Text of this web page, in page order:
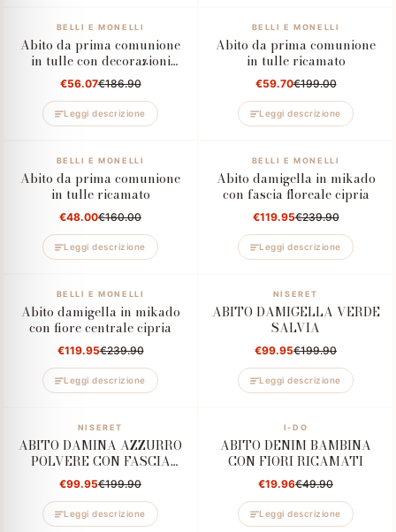
BELLI E MONELLI
Abito da prima comunione
in tulle con decorazioni
floreali
€56.07€186.90
Leggi descrizione
BELLI E MONELLI
Abito da prima comunione
in tulle ricamato
€59.70€199.00
Leggi descrizione
BELLI E MONELLI
Abito da prima comunione
in tulle ricamato
€48.00€160.00
Leggi descrizione
BELLI E MONELLI
Abito damigella in mikado
con fascia floreale cipria
€119.95€239.90
Leggi descrizione
BELLI E MONELLI
Abito damigella in mikado
con fiore centrale cipria
€119.95€239.90
Leggi descrizione
NISERET
ABITO DAMIGELLA VERDE
SALVIA
€99.95€199.90
Leggi descrizione
NISERET
ABITO DAMINA AZZURRO
POLVERE CON FASCIA
FLOREALE
€99.95€199.90
Leggi descrizione
I-DO
ABITO DENIM BAMBINA
CON FIORI RICAMATI
€19.96€49.90
Leggi descrizione